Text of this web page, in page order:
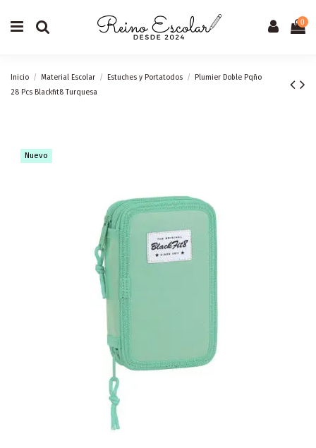
0
Inicio Material Escolar Estuches y Portatodos
Plumier Doble Pqño
28 Pcs Blackfit8 Turquesa
Nuevo